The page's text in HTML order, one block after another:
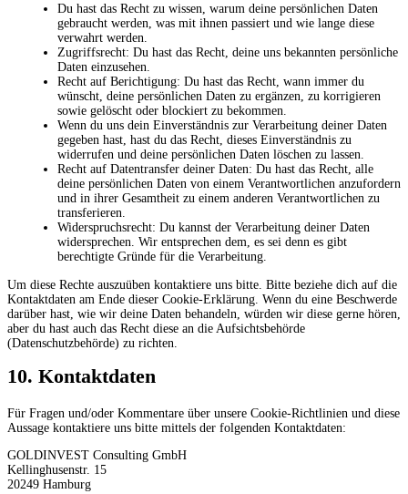
Du hast das Recht zu wissen, warum deine persönlichen Daten
gebraucht werden, was mit ihnen passiert und wie lange diese
verwahrt werden.
Zugriffsrecht: Du hast das Recht, deine uns bekannten persönliche
Daten einzusehen.
Recht auf Berichtigung: Du hast das Recht, wann immer du
wünscht, deine persönlichen Daten zu ergänzen, zu korrigieren
sowie gelöscht oder blockiert zu bekommen.
Wenn du uns dein Einverständnis zur Verarbeitung deiner Daten
gegeben hast, hast du das Recht, dieses Einverständnis zu
widerrufen und deine persönlichen Daten löschen zu lassen.
Recht auf Datentransfer deiner Daten: Du hast das Recht, alle
deine persönlichen Daten von einem Verantwortlichen anzufordern
und in ihrer Gesamtheit zu einem anderen Verantwortlichen zu
transferieren.
Widerspruchsrecht: Du kannst der Verarbeitung deiner Daten
widersprechen. Wir entsprechen dem, es sei denn es gibt
berechtigte Gründe für die Verarbeitung.
Um diese Rechte auszuüben kontaktiere uns bitte. Bitte beziehe dich auf die
Kontaktdaten am Ende dieser Cookie-Erklärung. Wenn du eine Beschwerde
darüber hast, wie wir deine Daten behandeln, würden wir diese gerne hören,
aber du hast auch das Recht diese an die Aufsichtsbehörde
(Datenschutzbehörde) zu richten.
10. Kontaktdaten
Für Fragen und/oder Kommentare über unsere Cookie-Richtlinien und diese
Aussage kontaktiere uns bitte mittels der folgenden Kontaktdaten:
GOLDINVEST Consulting GmbH
Kellinghusenstr. 15
20249 Hamburg